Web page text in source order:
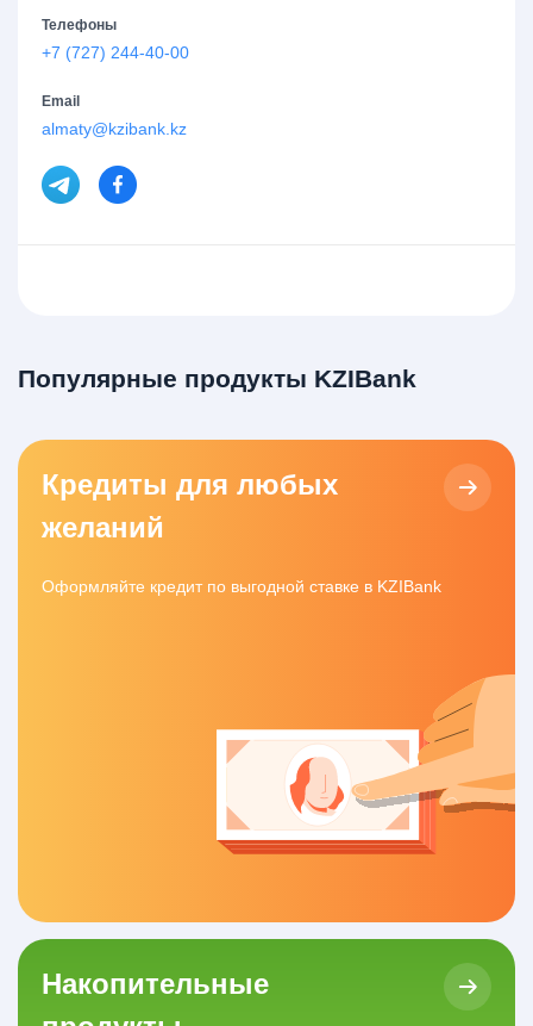
Телефоны
+7 (727) 244-40-00
Email
almaty@kzibank.kz
Популярные продукты KZIBank
Кредиты для любых
желаний
Оформляйте кредит по выгодной ставке в KZIBank
Накопительные